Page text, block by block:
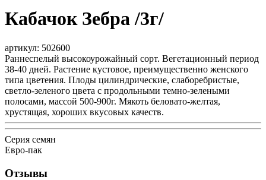
Кабачок Зебра /3г/
артикул: 502600
Раннеспелый высокоурожайный сорт. Вегетационный период
38-40 дней. Растение кустовое, преимущественно женского
типа цветения. Плоды цилиндрические, слаборебристые,
светло-зеленого цвета с продольными темно-зелеными
полосами, массой 500-900г. Мякоть беловато-желтая,
хрустящая, хороших вкусовых качеств.
Серия семян
Евро-пак
Отзывы